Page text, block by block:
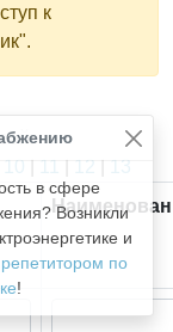
к
в сфере
Возникли
и
репетитором по
!
10 | 11 | 12 | 13